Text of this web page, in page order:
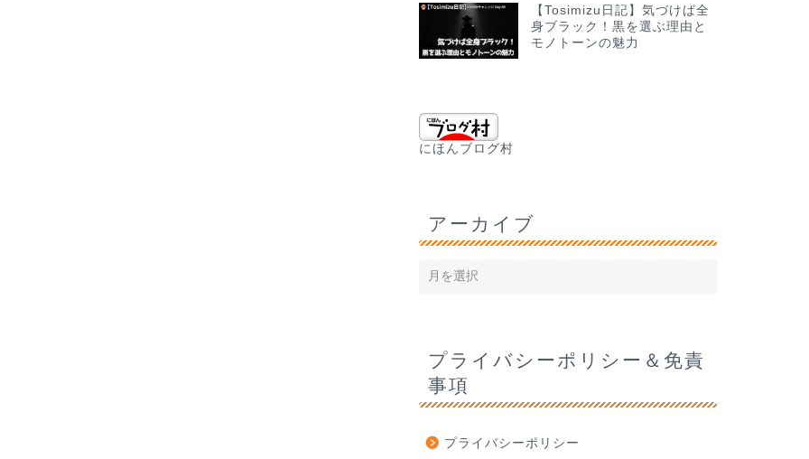
【Tosimizu日記】気づけば全
身ブラック！黒を選ぶ理由と
モノトーンの魅力
にほんブログ村
アーカイブ
プライバシーポリシー＆免責
事項
プライバシーポリシー